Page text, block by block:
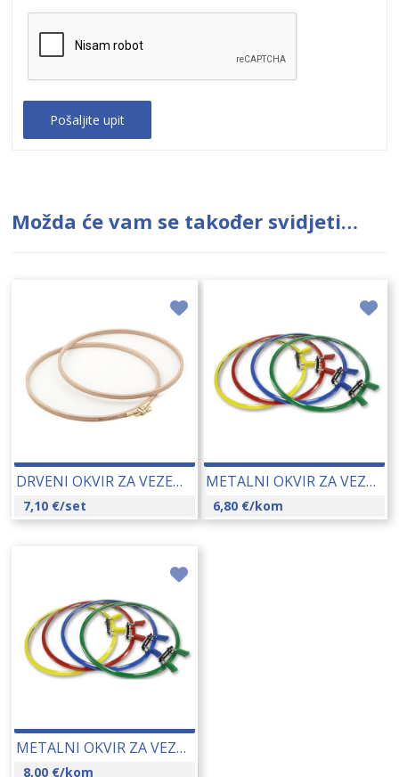
Možda će vam se također svidjeti…
DRVENI OKVIR ZA VEZENJE BR1 100 MM 17319
7,10 €/set
METALNI OKVIR ZA VEZENJE BR2 126 MM 15167
6,80 €/kom
METALNI OKVIR ZA VEZENJE BR1 195 MM 15168
8,00 €/kom